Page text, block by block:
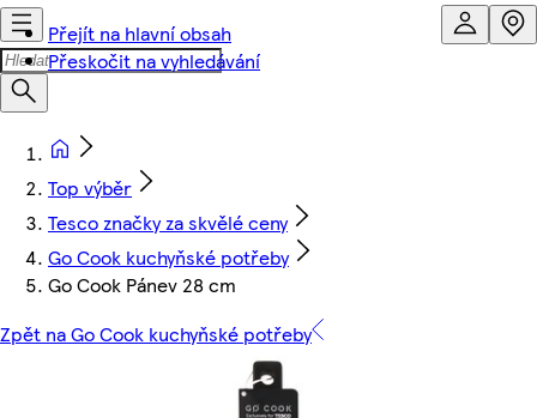
Přejít na hlavní obsah
Přeskočit na vyhledávání
Top výběr
Tesco značky za skvělé ceny
Go Cook kuchyňské potřeby
Go Cook Pánev 28 cm
Zpět na Go Cook kuchyňské potřeby